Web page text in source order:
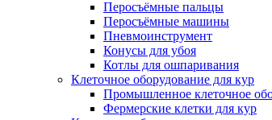
Перосъёмные пальцы
Перосъёмные машины
Пневмоинструмент
Конусы для убоя
Котлы для ошпаривания
Клеточное оборудование для кур
Промышленное клеточное
Фермерские клетки для кур